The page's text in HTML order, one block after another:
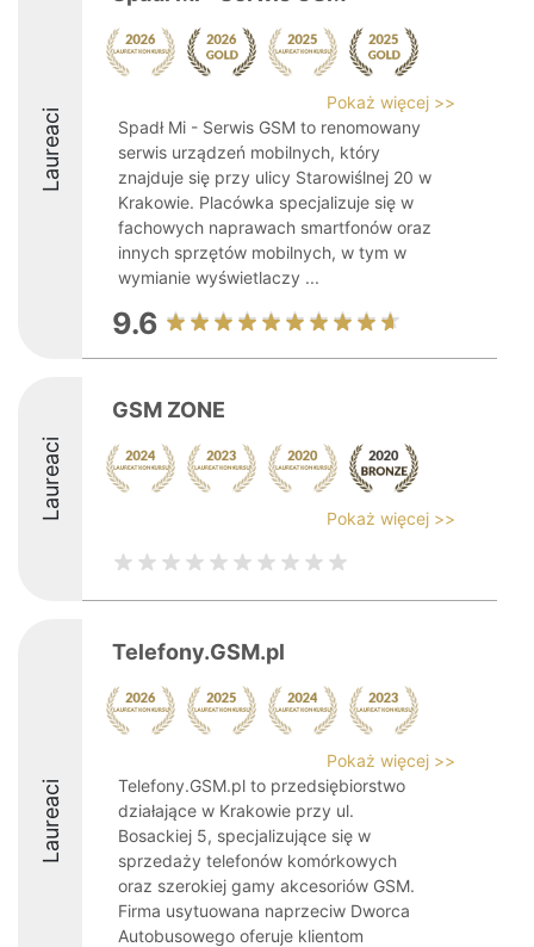
Laureaci
Pokaż więcej >>
Spadł Mi - Serwis GSM to renomowany
serwis urządzeń mobilnych, który
znajduje się przy ulicy Starowiślnej 20 w
Krakowie. Placówka specjalizuje się w
fachowych naprawach smartfonów oraz
innych sprzętów mobilnych, w tym w
wymianie wyświetlaczy ...
9.6
Laureaci
GSM ZONE
Pokaż więcej >>
Laureaci
Telefony.GSM.pl
Pokaż więcej >>
Telefony.GSM.pl to przedsiębiorstwo
działające w Krakowie przy ul.
Bosackiej 5, specjalizujące się w
sprzedaży telefonów komórkowych
oraz szerokiej gamy akcesoriów GSM.
Firma usytuowana naprzeciw Dworca
Autobusowego oferuje klientom